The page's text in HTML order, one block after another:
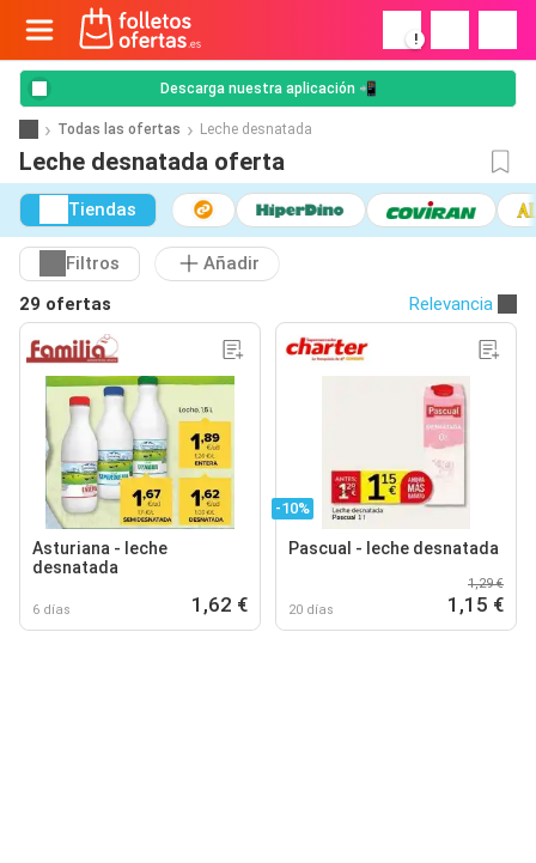
!
Descarga nuestra aplicación 📲
Todas las ofertas Leche desnatada
Leche desnatada oferta
Tiendas
Filtros
Añadir
29 ofertas
Relevancia
Asturiana - leche
desnatada
6 días 1,62 €
-10%
Pascual - leche desnatada
20 días
1,29 €
1,15 €